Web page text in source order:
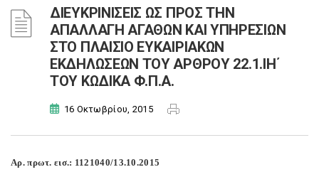
ΔΙΕΥΚΡΙΝΙΣΕΙΣ ΩΣ ΠΡΟΣ ΤΗΝ
ΑΠΑΛΛΑΓΗ ΑΓΑΘΩΝ ΚΑΙ ΥΠΗΡΕΣΙΩΝ
ΣΤΟ ΠΛΑΙΣΙΟ ΕΥΚΑΙΡΙΑΚΩΝ
ΕΚΔΗΛΩΣΕΩΝ ΤΟΥ ΑΡΘΡΟΥ 22.1.ΙΗ΄
ΤΟΥ ΚΩΔΙΚΑ Φ.Π.Α.
16 Οκτωβρίου, 2015
Αρ. πρωτ. εισ.: 1121040/13.10.2015